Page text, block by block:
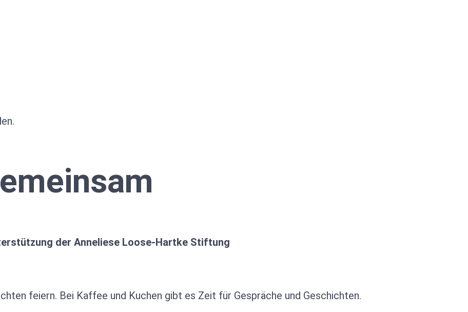
der Anneliese Loose-Hartke Stiftung
feiern. Bei Kaffee und Kuchen gibt es Zeit für Gespräche und Geschichten.